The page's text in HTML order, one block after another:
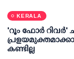
KERALA
'റൂം ഫോര്‍ റിവര്‍'
കണ്ടില്ല